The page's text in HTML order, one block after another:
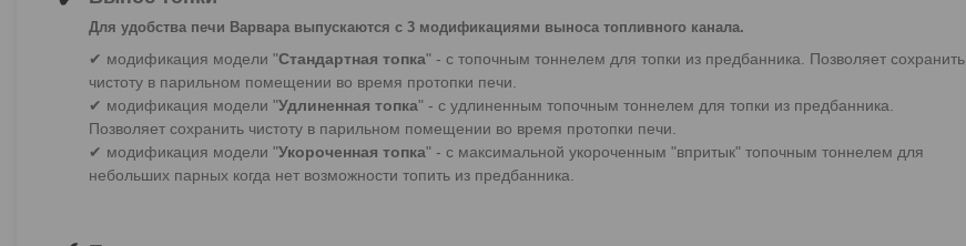
Для удобства печи Варвара выпускаются с 3 модификациями выноса топливного канала.
✔ модификация модели "Стандартная топка" - с топочным тоннелем для топки из предбанника. Позволяет сохранить
чистоту в парильном помещении во время протопки печи.
✔ модификация модели "Удлиненная топка" - с удлиненным топочным тоннелем для топки из предбанника.
Позволяет сохранить чистоту в парильном помещении во время протопки печи.
✔ модификация модели "Укороченная топка" - с максимальной укороченным "впритык" топочным тоннелем для
небольших парных когда нет возможности топить из предбанника.